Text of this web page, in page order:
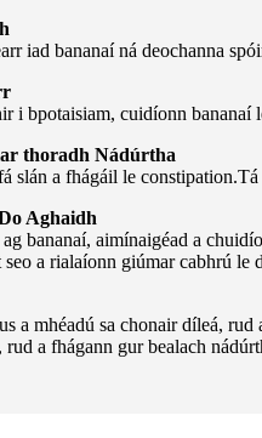
iad bananaí ná deochanna
i bpotaisiam, cuidíonn bananaí
thoradh Nádúrtha
slán a fhágáil le
Aghaidh
bananaí, aimínaigéad a
a rialaíonn giúmar cabhrú
a mhéadú sa chonair díleá,
a fhágann gur bealach